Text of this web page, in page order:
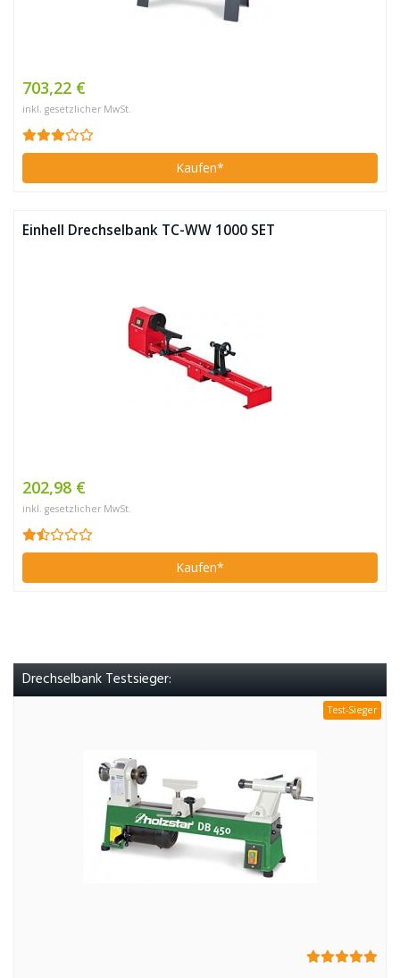
703,22 €
inkl. gesetzlicher MwSt.
Kaufen*
Einhell Drechselbank TC-WW 1000 SET
202,98 €
inkl. gesetzlicher MwSt.
Kaufen*
Drechselbank Testsieger:
Test-Sieger